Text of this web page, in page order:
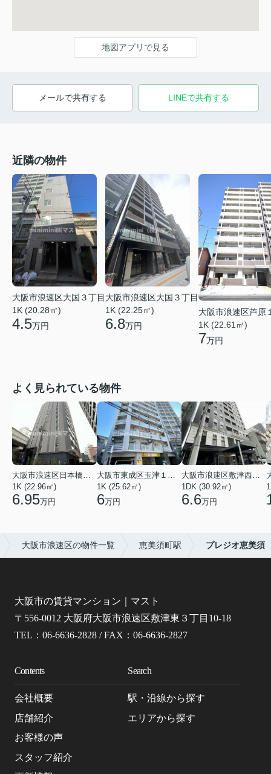
地図アプリで見る
メールで共有する LINEで共有する
近隣の物件
大阪市浪速区大国３丁目
1K (20.28㎡)
4.5万円
大阪市浪速区大国３丁目
1K (22.25㎡)
6.8万円
大阪市浪速区芦原
1K (22.61㎡)
7万円
よく見られている物件
大阪市浪速区日本橋東３丁目
1K (22.96㎡)
6.95万円
大阪市東成区玉津１丁目
1K (25.62㎡)
6万円
大阪市浪速区敷津西１丁目
1DK (30.92㎡)
6.6万円
大阪市浪速区の物件一覧 恵美須町駅 プレジオ恵美須
大阪市の賃貸マンション｜マスト
〒556-0012 大阪府大阪市浪速区敷津東３丁目10-18
TEL：06-6636-2828 / FAX：06-6636-2827
Contents
会社概要
店舗紹介
お客様の声
スタッフ紹介
Search
駅・沿線から探す
エリアから探す